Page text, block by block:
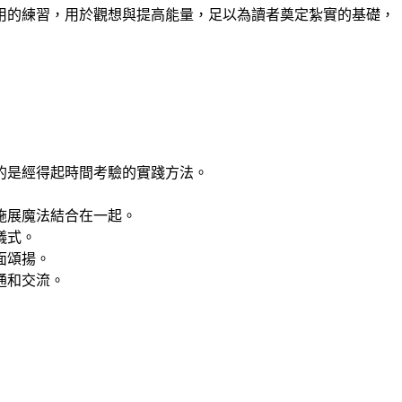
練習，用於觀想與提高能量，足以為讀者奠定紮實的基礎，
經得起時間考驗的實踐方法。
魔法結合在一起。
。
揚。
交流。